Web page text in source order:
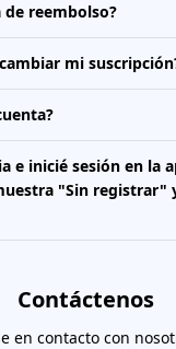
de reembolso?
mi
e inicié sesión en la
"Sin registrar"
Contáctenos
en contacto con